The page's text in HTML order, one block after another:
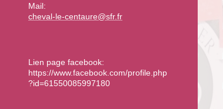
Mail:
cheval-le-centaure@sfr.fr
Lien page facebook:
https://www.facebook.com/profile.php
?id=61550085997180